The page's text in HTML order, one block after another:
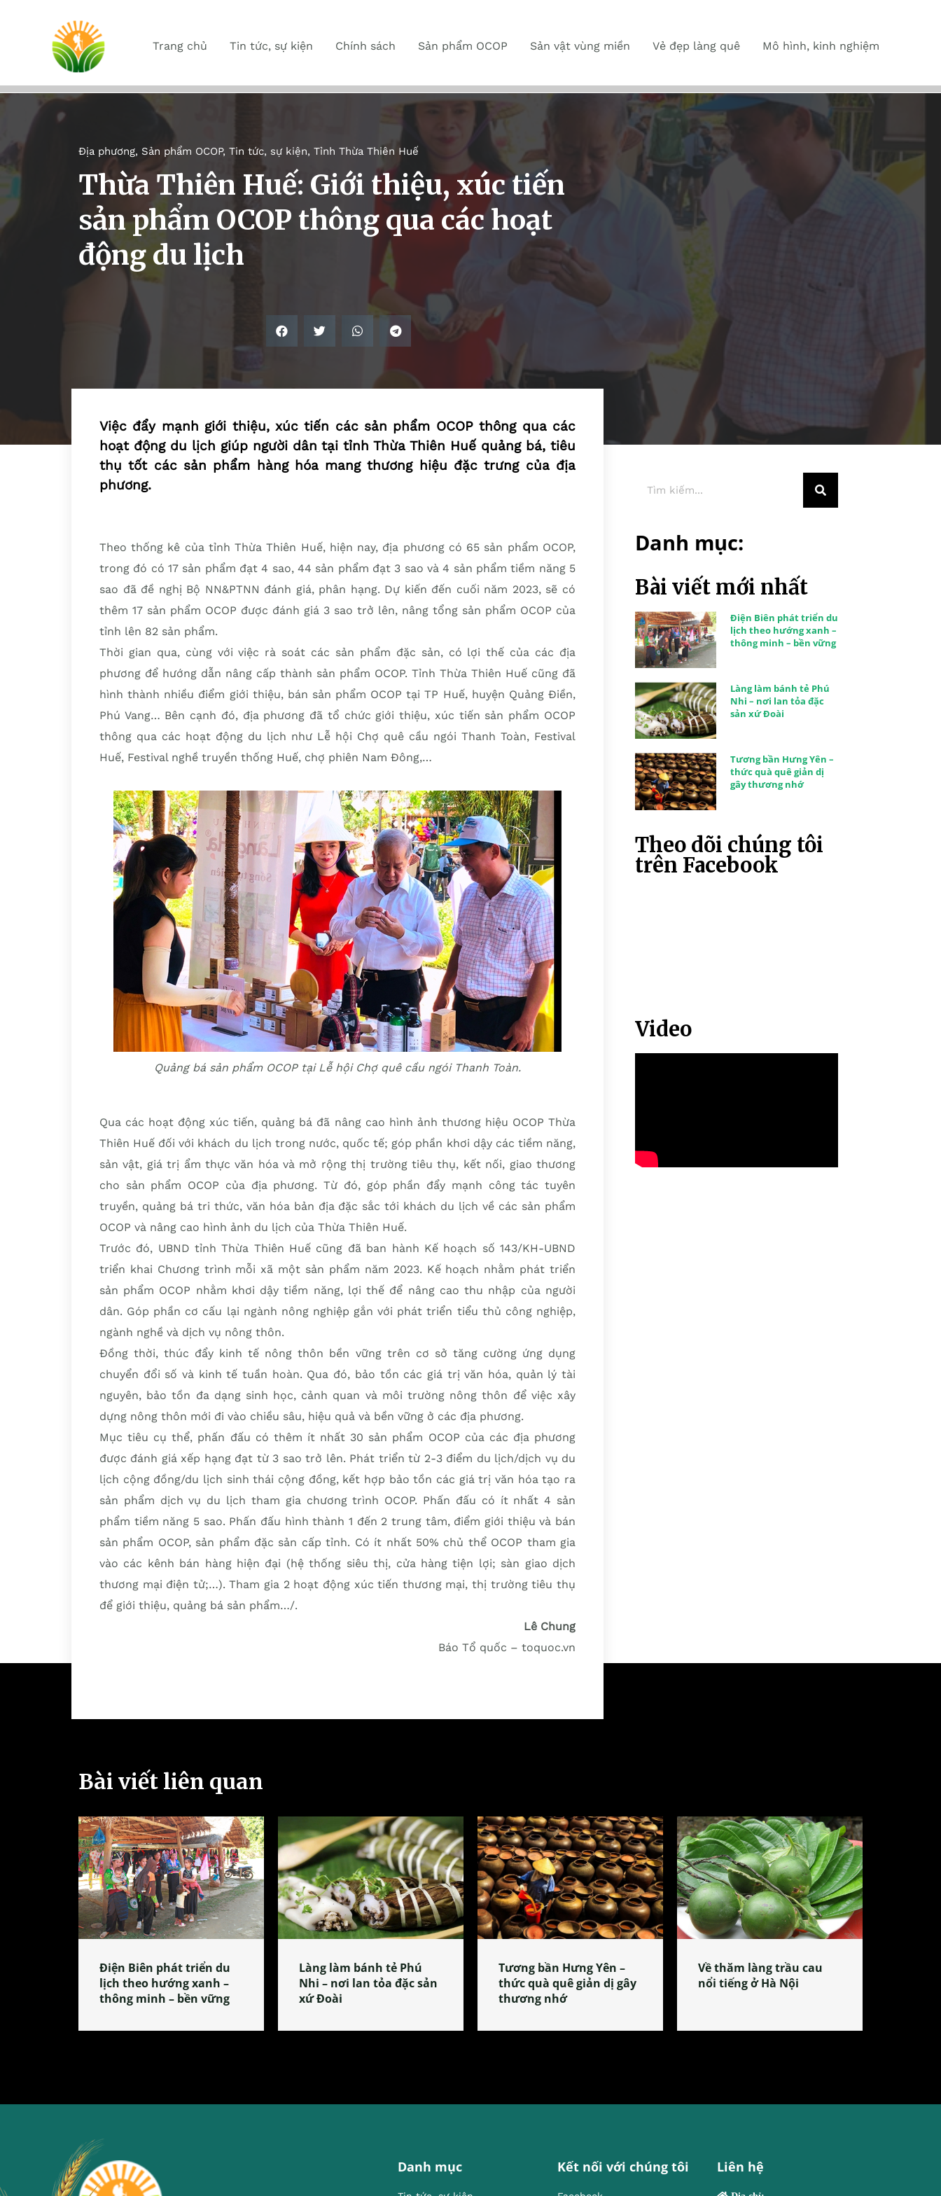
Trang chủ Tin tức, sự kiện Chính sách Sản phẩm OCOP Sản vật vùng miền Vẻ đẹp làng quê Mô hình, kinh nghiệm
Địa phương, Sản phẩm OCOP, Tin tức, sự kiện, Tỉnh Thừa Thiên Huế
Thừa Thiên Huế: Giới thiệu, xúc tiến
sản phẩm OCOP thông qua các hoạt
động du lịch
Việc đẩy mạnh giới thiệu, xúc tiến các sản phẩm OCOP thông qua các
hoạt động du lịch giúp người dân tại tỉnh Thừa Thiên Huế quảng bá, tiêu
thụ tốt các sản phẩm hàng hóa mang thương hiệu đặc trưng của địa
phương.
Theo thống kê của tỉnh Thừa Thiên Huế, hiện nay, địa phương có 65 sản phẩm OCOP,
trong đó có 17 sản phẩm đạt 4 sao, 44 sản phẩm đạt 3 sao và 4 sản phẩm tiềm năng 5
sao đã đề nghị Bộ NN&PTNN đánh giá, phân hạng. Dự kiến đến cuối năm 2023, sẽ có
thêm 17 sản phẩm OCOP được đánh giá 3 sao trở lên, nâng tổng sản phẩm OCOP của
tỉnh lên 82 sản phẩm.
Thời gian qua, cùng với việc rà soát các sản phẩm đặc sản, có lợi thế của các địa
phương để hướng dẫn nâng cấp thành sản phẩm OCOP. Tỉnh Thừa Thiên Huế cũng đã
hình thành nhiều điểm giới thiệu, bán sản phẩm OCOP tại TP Huế, huyện Quảng Điền,
Phú Vang… Bên cạnh đó, địa phương đã tổ chức giới thiệu, xúc tiến sản phẩm OCOP
thông qua các hoạt động du lịch như Lễ hội Chợ quê cầu ngói Thanh Toàn, Festival
Huế, Festival nghề truyền thống Huế, chợ phiên Nam Đông,…
Quảng bá sản phẩm OCOP tại Lễ hội Chợ quê cầu ngói Thanh Toàn.
Qua các hoạt động xúc tiến, quảng bá đã nâng cao hình ảnh thương hiệu OCOP Thừa
Thiên Huế đối với khách du lịch trong nước, quốc tế; góp phần khơi dậy các tiềm năng,
sản vật, giá trị ẩm thực văn hóa và mở rộng thị trường tiêu thụ, kết nối, giao thương
cho sản phẩm OCOP của địa phương. Từ đó, góp phần đẩy mạnh công tác tuyên
truyền, quảng bá tri thức, văn hóa bản địa đặc sắc tới khách du lịch về các sản phẩm
OCOP và nâng cao hình ảnh du lịch của Thừa Thiên Huế.
Trước đó, UBND tỉnh Thừa Thiên Huế cũng đã ban hành Kế hoạch số 143/KH-UBND
triển khai Chương trình mỗi xã một sản phẩm năm 2023. Kế hoạch nhằm phát triển
sản phẩm OCOP nhằm khơi dậy tiềm năng, lợi thế để nâng cao thu nhập của người
dân. Góp phần cơ cấu lại ngành nông nghiệp gắn với phát triển tiểu thủ công nghiệp,
ngành nghề và dịch vụ nông thôn.
Đồng thời, thúc đẩy kinh tế nông thôn bền vững trên cơ sở tăng cường ứng dụng
chuyển đổi số và kinh tế tuần hoàn. Qua đó, bảo tồn các giá trị văn hóa, quản lý tài
nguyên, bảo tồn đa dạng sinh học, cảnh quan và môi trường nông thôn để việc xây
dựng nông thôn mới đi vào chiều sâu, hiệu quả và bền vững ở các địa phương.
Mục tiêu cụ thể, phấn đấu có thêm ít nhất 30 sản phẩm OCOP của các địa phương
được đánh giá xếp hạng đạt từ 3 sao trở lên. Phát triển từ 2-3 điểm du lịch/dịch vụ du
lịch cộng đồng/du lịch sinh thái cộng đồng, kết hợp bảo tồn các giá trị văn hóa tạo ra
sản phẩm dịch vụ du lịch tham gia chương trình OCOP. Phấn đấu có ít nhất 4 sản
phẩm tiềm năng 5 sao. Phấn đấu hình thành 1 đến 2 trung tâm, điểm giới thiệu và bán
sản phẩm OCOP, sản phẩm đặc sản cấp tỉnh. Có ít nhất 50% chủ thể OCOP tham gia
vào các kênh bán hàng hiện đại (hệ thống siêu thị, cửa hàng tiện lợi; sàn giao dịch
thương mại điện tử;…). Tham gia 2 hoạt động xúc tiến thương mại, thị trường tiêu thụ
để giới thiệu, quảng bá sản phẩm…/.
Lê Chung
Báo Tổ quốc – toquoc.vn
Danh mục:
Bài viết mới nhất
Điện Biên phát triển du
lịch theo hướng xanh –
thông minh – bền vững
Làng làm bánh tẻ Phú
Nhi – nơi lan tỏa đặc
sản xứ Đoài
Tương bần Hưng Yên –
thức quà quê giản dị
gây thương nhớ
Theo dõi chúng tôi
trên Facebook
Video
Bài viết liên quan
Điện Biên phát triển du
lịch theo hướng xanh –
thông minh – bền vững
Làng làm bánh tẻ Phú
Nhi – nơi lan tỏa đặc sản
xứ Đoài
Tương bần Hưng Yên –
thức quà quê giản dị gây
thương nhớ
Về thăm làng trầu cau
nổi tiếng ở Hà Nội
Danh mục Kết nối với chúng tôi Liên hệ